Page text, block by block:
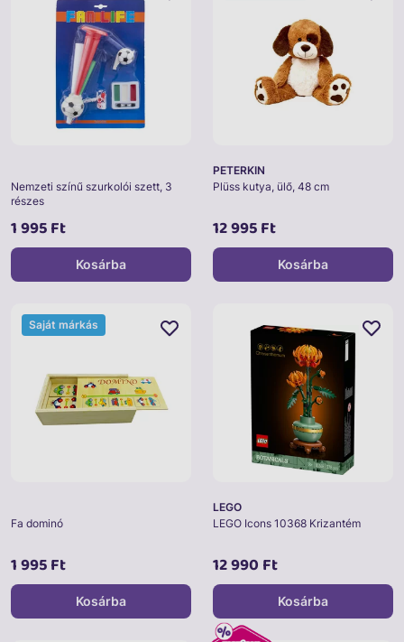
Nemzeti színű szurkolói szett, 3
részes
1 995 Ft
Kosárba
PETERKIN
Plüss kutya, ülő, 48 cm
12 995 Ft
Kosárba
Fa dominó
1 995 Ft
Saját márkás
Kosárba
LEGO
LEGO Icons 10368 Krizantém
12 990 Ft
Kosárba